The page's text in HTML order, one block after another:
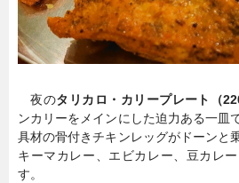
夜のタリカロ・カリープレート（
ンカリーをメインにした迫力ある一皿
具材の骨付きチキンレッグがドーンと
キーマカレー、エビカレー、豆カレ
す。